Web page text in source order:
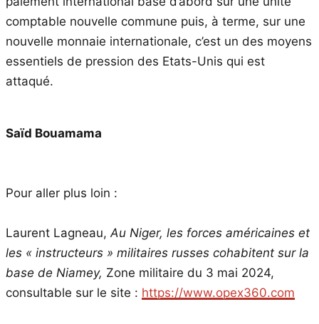
comptable nouvelle commune puis, à terme, sur une
nouvelle monnaie internationale, c’est un des moyens
essentiels de pression des Etats-Unis qui est
attaqué.
Saïd Bouamama
Pour aller plus loin :
Laurent Lagneau, Au Niger, les forces américaines et
les « instructeurs » militaires russes cohabitent sur la
base de Niamey, Zone militaire du 3 mai 2024,
consultable sur le site : https://www.opex360.com